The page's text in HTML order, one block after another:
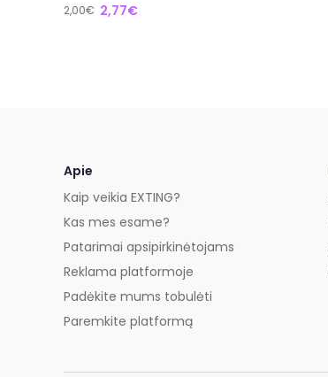
2,00€ 2,77€
Apie
Kaip veikia EXTING?
Kas mes esame?
Patarimai apsipirkinėtojams
Reklama platformoje
Padėkite mums tobulėti
Paremkite platformą